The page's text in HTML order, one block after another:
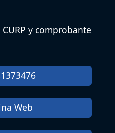
y comprobante
Web